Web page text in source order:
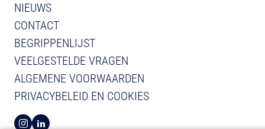
NIEUWS
CONTACT
BEGRIPPENLIJST
VEELGESTELDE VRAGEN
ALGEMENE VOORWAARDEN
PRIVACYBELEID EN COOKIES
BEKIJK INSTAGRAM VAN KAPP
BEKIJK LINKEDIN VAN KAPP